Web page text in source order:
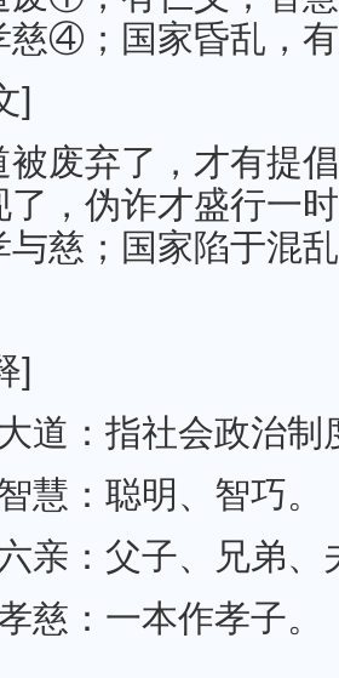
慈④；国家昏乱，
]
被废弃了，才有提
了，伪诈才盛行一
与慈；国家陷于混
]
道：指社会政治制
慧：聪明、智巧。
亲：父子、兄弟、
慈：一本作孝子。